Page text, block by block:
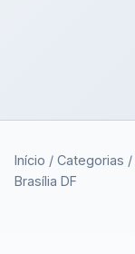
Início / Categorias /
Brasília DF